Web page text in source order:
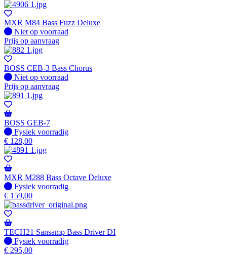
MXR M84 Bass Fuzz Deluxe
Fysiek voorradig
Niet op voorraad
Prijs op aanvraag
BOSS CEB-3 Bass Chorus
Fysiek voorradig
Niet op voorraad
Prijs op aanvraag
BOSS GEB-7
Fysiek voorradig
Fysiek voorradig
€ 128,00
MXR M288 Bass Octave Deluxe
Fysiek voorradig
Fysiek voorradig
€ 159,00
TECH21 Sansamp Bass Driver DI
Fysiek voorradig
Fysiek voorradig
€ 295,00